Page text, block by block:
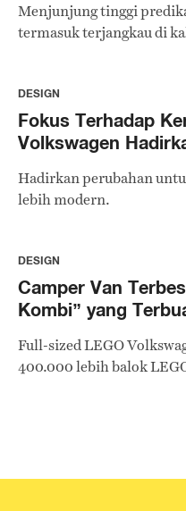
Menjunjung tinggi
termasuk terjangkau di
DESIGN
Fokus Terhadap
Volkswagen
Hadirkan perubahan
lebih modern.
DESIGN
Camper Van
Kombi” yang
Full-sized LEGO
400.000 lebih balok